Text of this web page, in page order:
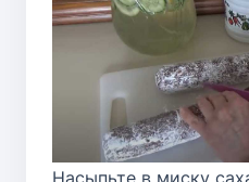
Насыпьте в миску